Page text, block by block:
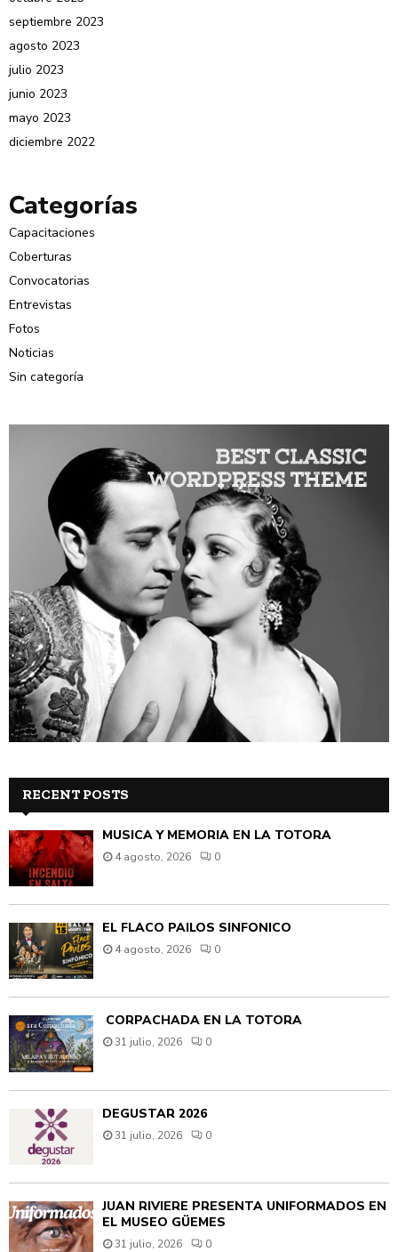
septiembre 2023
agosto 2023
julio 2023
junio 2023
mayo 2023
diciembre 2022
Categorías
Capacitaciones
Coberturas
Convocatorias
Entrevistas
Fotos
Noticias
Sin categoría
RECENT POSTS
MÚSICA Y MEMORIA EN LA TOTORA
4 agosto, 2026 0
EL FLACO PAILOS SINFÓNICO
4 agosto, 2026 0
CORPACHADA EN LA TOTORA
31 julio, 2026 0
DEGUSTAR 2026
31 julio, 2026 0
JUAN RIVIÈRE PRESENTA UNIFORMADOS EN
EL MUSEO GÜEMES
31 julio, 2026 0